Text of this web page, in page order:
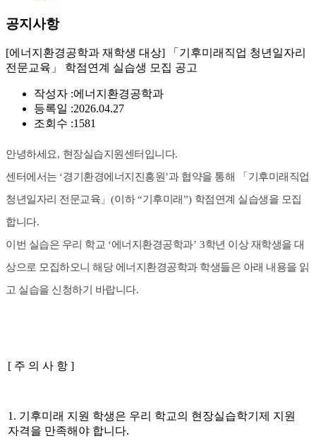
공지사항
[에너지환경공학과 재학생 대상] 「기후미래직업 청년일자리
전문교육」 학점연계 실습생 모집 공고
작성자 :에너지환경공학과
등록일 :2026.04.27
조회수 :1581
안녕하세요, 현장실습지원센터입니다.
센터에서는 ‘경기환경에너지진흥원’과 협약을 통해 「 기후미래직업
청년일자리 전문교육 」 (이하“기후미래”) 학점연계 실습생을 모집
합니다.
이번 실습은 우리 학교 ‘에너지환경공학과’ 3학년 이상 재학생을 대
상으로 모집하오니 해당 에너지환경공학과 학생들은 아래 내용을 읽
고 실습을 신청하기 바랍니다.
[ 주 의 사 항 ]
1. 기후미래 지원 학생은 우리 학교의 현장실습학기제 지원
자격을 만족해야 합니다.